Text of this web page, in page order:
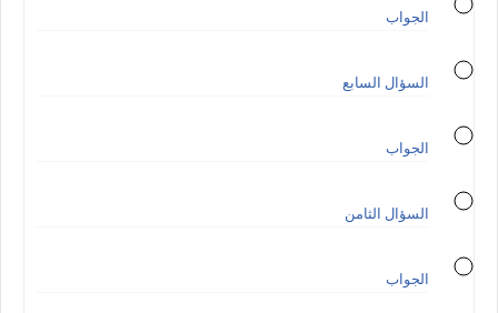
الجواب
السؤال السابع
الجواب
السؤال الثامن
الجواب